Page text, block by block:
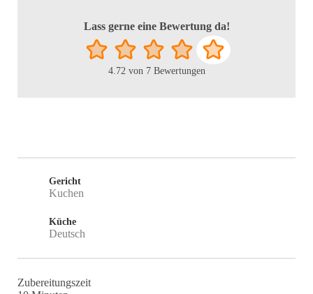
Lass gerne eine Bewertung da!
4.72von 7Bewertungen
Gericht
Kuchen
Küche
Deutsch
Zubereitungszeit